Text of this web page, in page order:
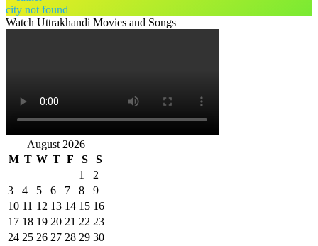
city not found
Watch Uttrakhandi Movies and Songs
August 2026
M T W T F S
S
1
2
3
4 5 6 7 8
9
10 11 12 13 14 15 16
17 18 19 20 21 22 23
24 25 26 27 28 29 30